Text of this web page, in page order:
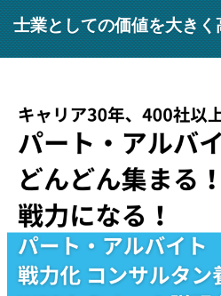
士業としての価値を大き